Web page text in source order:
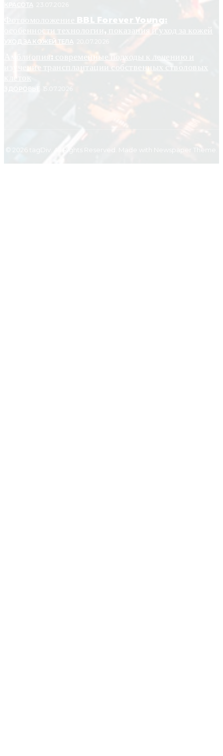
КРАСОТА
Фотоомоложение BBL Forever Young:
особенности технологии, показания и уход за кожей
УХОД ЗА КОЖЕЙ ТЕЛА
Амблиопия: современные подходы к лечению и
изучение трансплантации собственных стволовых
клеток
ЗДОРОВЬЕ
© 2026 tagDiv. All Rights Reserved. Made with Newspaper Theme.